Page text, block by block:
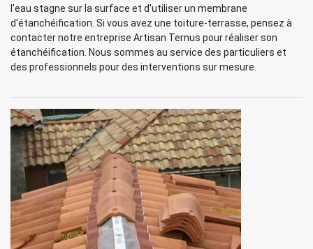
l'eau stagne sur la surface et d'utiliser un membrane
d'étanchéification. Si vous avez une toiture-terrasse, pensez à
contacter notre entreprise Artisan Ternus pour réaliser son
étanchéification. Nous sommes au service des particuliers et
des professionnels pour des interventions sur mesure.